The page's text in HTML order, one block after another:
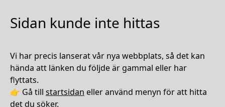
Sidan kunde inte hittas
Vi har precis lanserat vår nya webbplats, så det kan
hända att länken du följde är gammal eller har
flyttats.
👉 Gå till startsidan eller använd menyn för att hitta
det du söker.